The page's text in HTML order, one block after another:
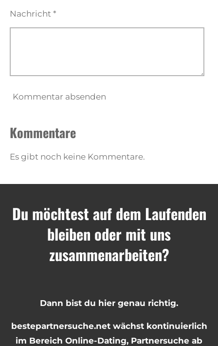
Nachricht *
Kommentar absenden
Kommentare
Es gibt noch keine Kommentare.
Du möchtest auf dem Laufenden
bleiben oder mit uns
zusammenarbeiten?
Dann bist du hier genau richtig.
bestepartnersuche.net wächst kontinuierlich
im Bereich Online-Dating, Partnersuche ab